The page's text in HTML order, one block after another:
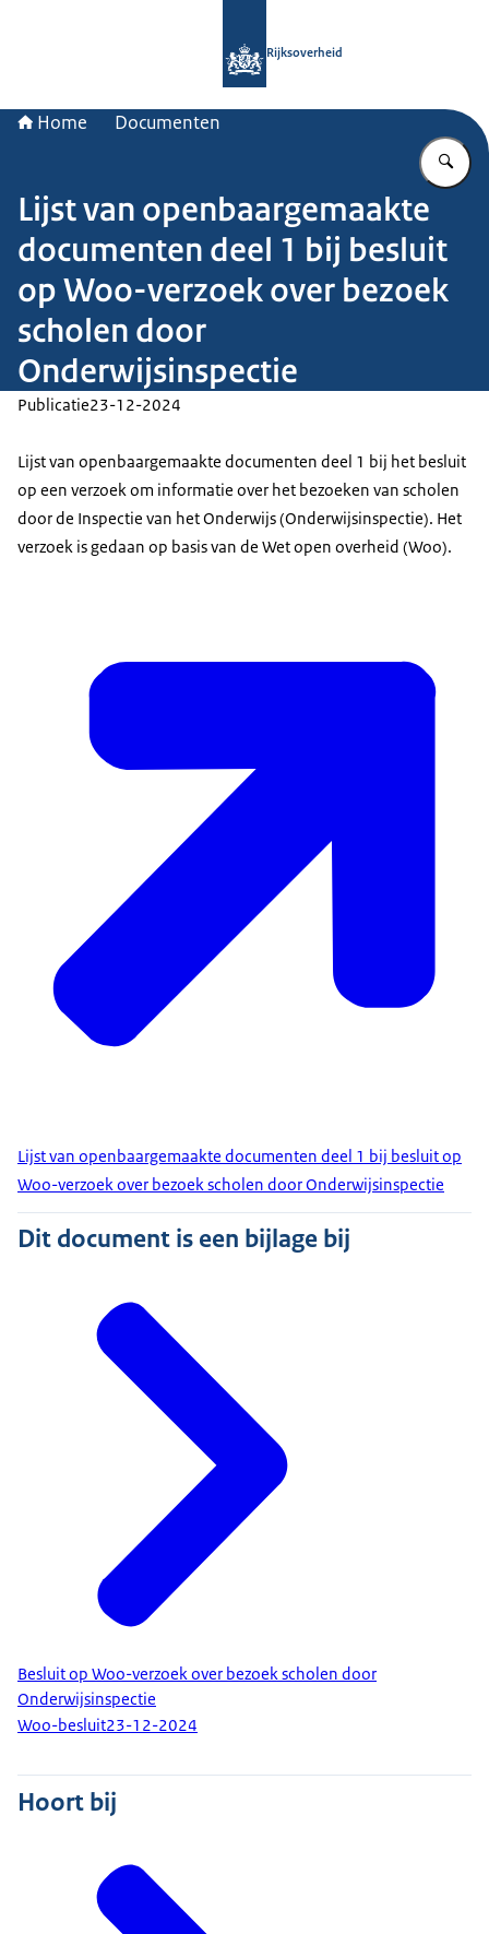
Rijksoverheid
Home Documenten
Lijst van openbaargemaakte
documenten deel 1 bij besluit
op Woo-verzoek over bezoek
scholen door
Onderwijsinspectie
Publicatie23-12-2024
Lijst van openbaargemaakte documenten deel 1 bij het besluit
op een verzoek om informatie over het bezoeken van scholen
door de Inspectie van het Onderwijs (Onderwijsinspectie). Het
verzoek is gedaan op basis van de Wet open overheid (Woo).
Lijst van openbaargemaakte documenten deel 1 bij besluit op
Woo-verzoek over bezoek scholen door Onderwijsinspectie
Dit document is een bijlage bij
Besluit op Woo-verzoek over bezoek scholen door
Onderwijsinspectie
Woo-besluit23-12-2024
Hoort bij